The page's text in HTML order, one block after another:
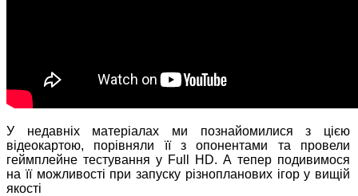
У недавніх матеріалах ми познайомилися з цією
відеокартою, порівняли її з опонентами та провели
геймплейне тестування у Full HD. А тепер подивимося
на її можливості при запуску різнопланових ігор у вищій
якості